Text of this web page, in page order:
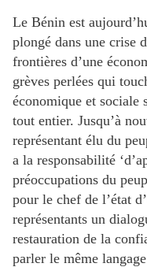
Le Bénin est
plongé dans une crise
frontières d’une
grèves perlées qui
économique et sociale
tout entier. Jusqu’à
représentant élu du
a la responsabilité
préoccupations du
pour le chef de l’état
représentants un
restauration de la
parler le même